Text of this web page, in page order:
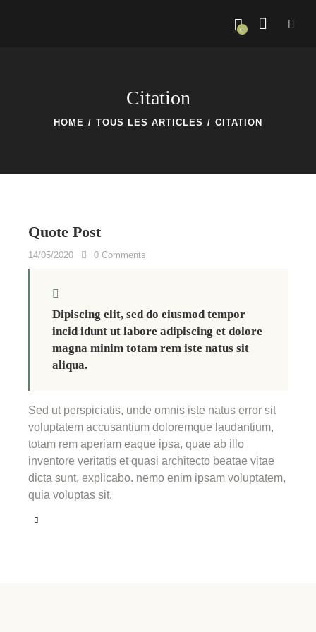
0
Citation
HOME TOUS LES ARTICLES CITATION
Quote Post
14/05/2020 0 Comments
Dipiscing elit, sed do eiusmod tempor
incid idunt ut labore adipiscing et dolore
magna minim totam rem iste natus sit
aliqua.
Sed ut perspiciatis, unde omnis iste natus error sit
voluptatem accusantium doloremque laudantium,
totam rem aperiam eaque ipsa, quae ab illo
inventore veritatis et quasi architecto beatae vitae
dicta sunt, explicabo. nemo enim ipsam voluptatem,
quia voluptas sit.